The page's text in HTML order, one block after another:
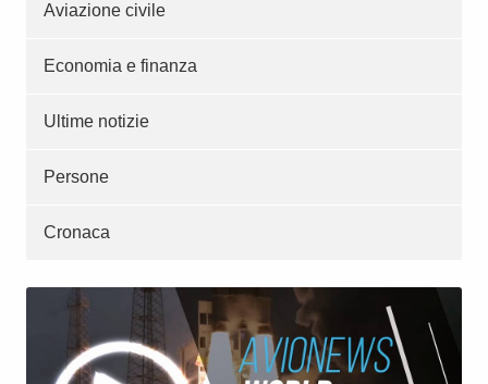
Aviazione civile
Economia e finanza
Ultime notizie
Persone
Cronaca